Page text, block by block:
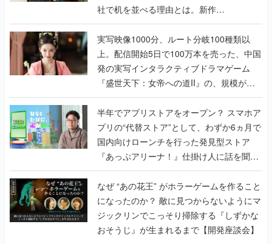
社で机を並べる理由とは。新作
『TATSUJIN EXTREME』で初タッグを組
んだレジェンド2人に訊く開発秘話
実写映像1000分、ルート分岐100種類以
上。配信開始5日で100万本を売った、中国
発の実写インタラクティブドラマゲーム
『盛世天下：女帝への道II』の、規模が違
うこだわりをプロデューサーに聞いた
半年でアプリストアをオープン？ スマホア
プリの“代替ストア”として、わずか6ヵ月で
国内向けローンチを行った発見型ストア
『あっぷアリーナ！』仕掛け人に話を聞い
てみた
なぜ “あの花王” がホラーゲームを作ること
になったのか？ 敵に見つからないようにマ
ジックリンでこっそり掃除する『しずかな
おそうじ』が生まれるまで【開発座談会】